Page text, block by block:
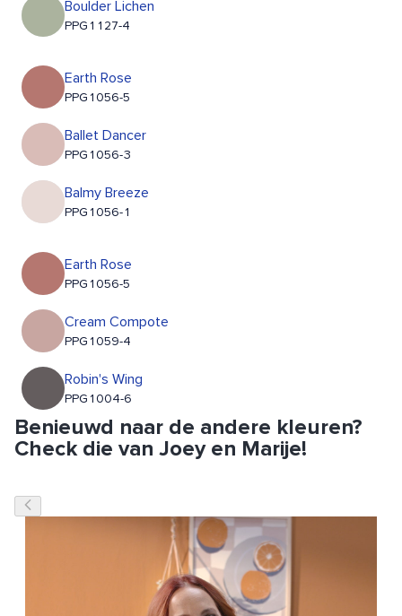
Boulder Lichen
PPG1127-4
Earth Rose
PPG1056-5
Ballet Dancer
PPG1056-3
Balmy Breeze
PPG1056-1
Earth Rose
PPG1056-5
Cream Compote
PPG1059-4
Robin's Wing
PPG1004-6
Benieuwd naar de andere kleuren?
Check die van Joey en Marije!